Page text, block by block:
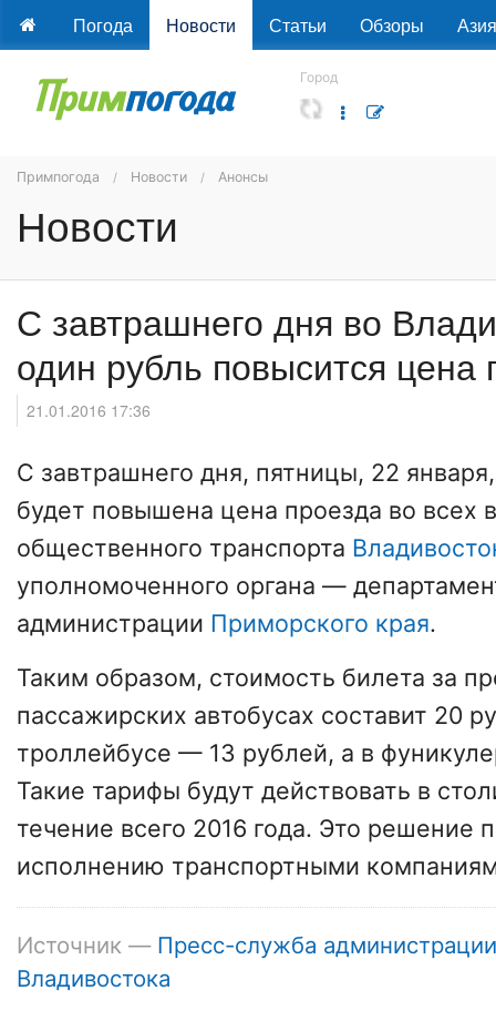
Погода Новости Статьи Обзоры Азия
Город
Примпогода Новости Анонсы
Новости
С завтрашнего дня во
один рубль повысится цена
21.01.2016 17:36
С завтрашнего дня, пятницы, 22
будет повышена цена проезда во всех
общественного транспорта
уполномоченного органа —
администрации Приморского края.
Таким образом, стоимость билета за
пассажирских автобусах составит 20
троллейбусе — 13 рублей, а в
Такие тарифы будут действовать в
течение всего 2016 года. Это решение
исполнению транспортными
Источник — Пресс-служба администрации
Владивостока